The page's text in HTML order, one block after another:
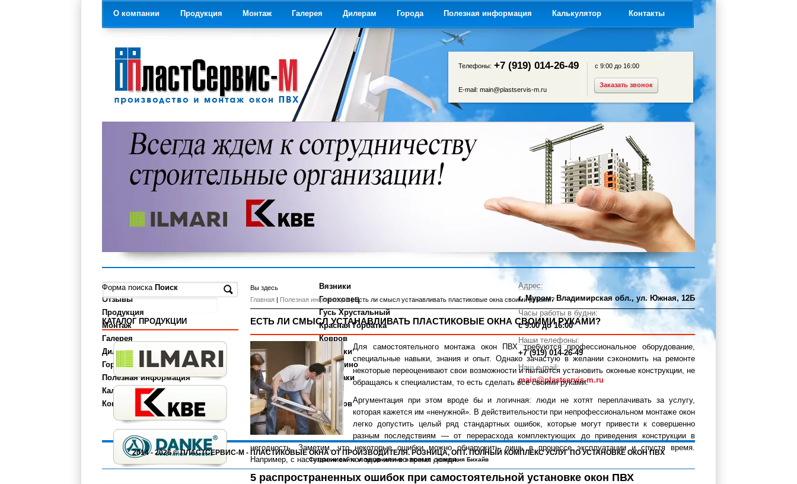
Телефоны: +7 (919) 014-26-49
E-mail: main@plastservis-m.ru
с 9:00 до 16:00
Заказать звонок
О компании Продукция Монтаж Галерея Дилерам Города Полезная информация Калькулятор Контакты
Вы здесь
Главная | Полезная информация| Есть ли смысл устанавливать пластиковые окна своими руками?
ЕСТЬ ЛИ СМЫСЛ УСТАНАВЛИВАТЬ ПЛАСТИКОВЫЕ ОКНА СВОИМИ РУКАМИ?
Для самостоятельного монтажа окон ПВХ требуются профессиональное оборудование,
специальные навыки, знания и опыт. Однако зачастую в желании сэкономить на ремонте
некоторые переоценивают свои возможности и пытаются установить оконные конструкции, не
обращаясь к специалистам, то есть сделать все своими руками.
Аргументация при этом вроде бы и логичная: люди не хотят переплачивать за услугу,
которая кажется им «ненужной». В действительности при непрофессиональном монтаже окон
легко допустить целый ряд стандартных ошибок, которые могут привести к совершенно
разным последствиям — от перерасхода комплектующих до приведения конструкции в
негодность. Заметим, что некоторые ошибки можно обнаружить лишь в процессе эксплуатации и спустя время.
Например, с наступлением холодов или во время дождя.
5 распространенных ошибок при самостоятельной установке окон ПВХ
Форма поиска Поиск
КАТАЛОГ ПРОДУКЦИИ
О компании
Отзывы
Продукция
Монтаж
Галерея
Дилерам
Города
Полезная информация
Калькулятор
Контакты
Вязники
Гороховец
Гусь Хрустальный
Красная Горбатка
Ковров
Меленки
Навашино
Кулебаки
Выкса
Касимов
Адрес:
г. Муром, Владимирская обл., ул. Южная, 12Б
Часы работы в будни:
с 9:00 до 16:00
Наши телефоны:
+7 (919) 014-26-49
Наш e-mail:
main@plastservis-m.ru
2014 - 2026 © ПЛАСТСЕРВИС-М - ПЛАСТИКОВЫЕ ОКНА ОТ ПРОИЗВОДИТЕЛЯ. РОЗНИЦА, ОПТ. ПОЛНЫЙ КОМПЛЕКС УСЛУГ ПО УСТАНОВКЕ ОКОН ПВХ
Создание сайтаипродвижение в поиске- компания Бихайв